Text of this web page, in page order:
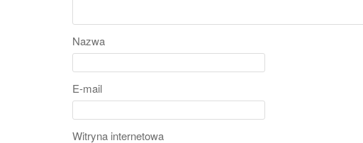
Nazwa
E-mail
Witryna internetowa